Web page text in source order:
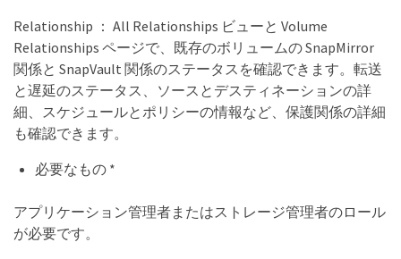
Relationship ： All Relationships ビューと Volume
Relationships ページで、既存のボリュームの SnapMirror
関係と SnapVault 関係のステータスを確認できます。転送
と遅延のステータス、ソースとデスティネーションの詳
細、スケジュールとポリシーの情報など、保護関係の詳細
も確認できます。
必要なもの *
アプリケーション管理者またはストレージ管理者のロール
が必要です。